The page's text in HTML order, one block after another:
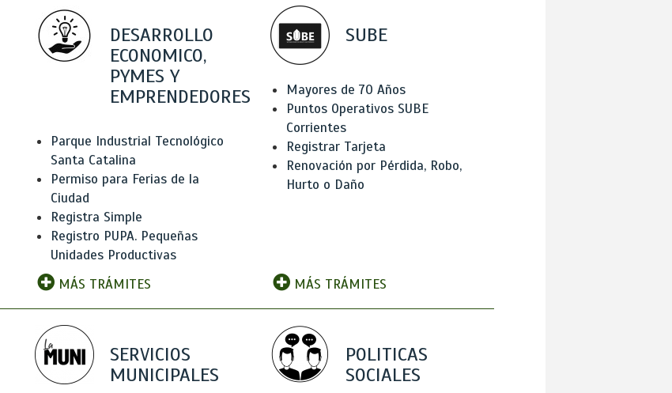
DESARROLLO
ECONOMICO,
PYMES Y
EMPRENDEDORES
Parque Industrial Tecnológico
Santa Catalina
Permiso para Ferias de la
Ciudad
Registra Simple
Registro PUPA. Pequeñas
Unidades Productivas
MÁS TRÁMITES
SUBE
Mayores de 70 Años
Puntos Operativos SUBE
Corrientes
Registrar Tarjeta
Renovación por Pérdida, Robo,
Hurto o Daño
MÁS TRÁMITES
SERVICIOS
MUNICIPALES
POLITICAS
SOCIALES